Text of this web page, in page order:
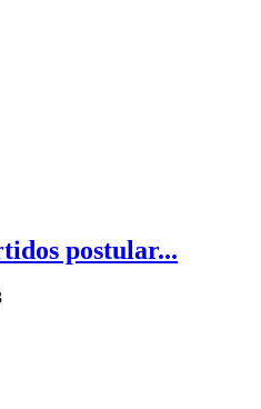
postular...